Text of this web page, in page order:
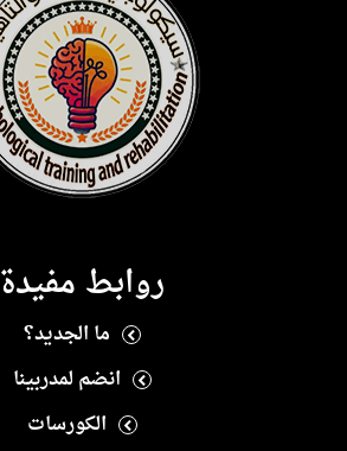
روابط مفيدة
ما الجديد؟
انضم لمدربينا
الكورسات